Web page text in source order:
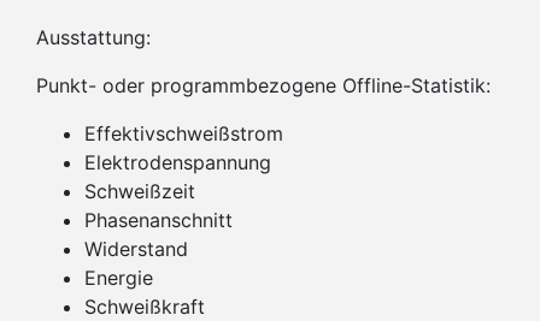
Ausstattung:
Punkt- oder programmbezogene Offline-Statistik:
Effektivschweißstrom
Elektrodenspannung
Schweißzeit
Phasenanschnitt
Widerstand
Energie
Schweißkraft